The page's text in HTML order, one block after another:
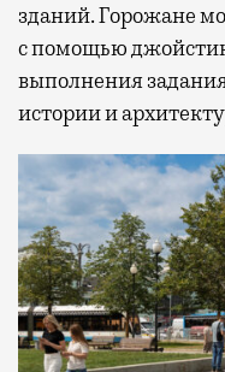
зданий. Горожане
с помощью
выполнения
истории и